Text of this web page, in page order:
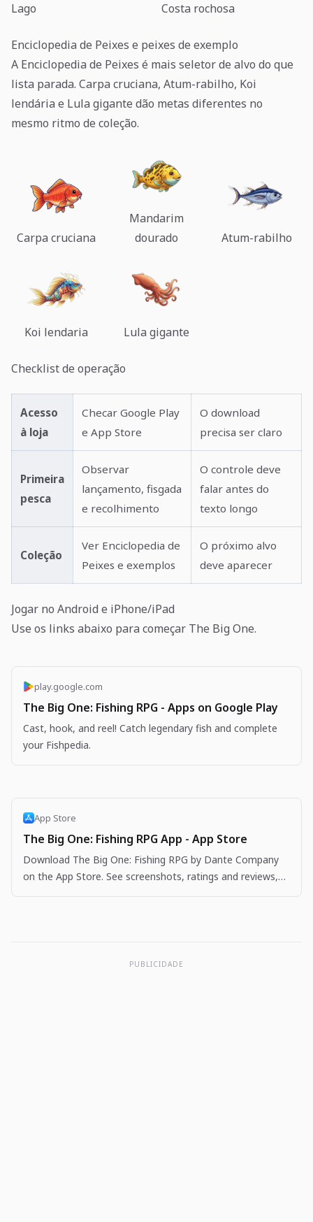
Lago Costa rochosa
Enciclopedia de Peixes e peixes de exemplo
A Enciclopedia de Peixes é mais seletor de alvo do que
lista parada. Carpa cruciana, Atum-rabilho, Koi
lendária e Lula gigante dão metas diferentes no
mesmo ritmo de coleção.
Carpa cruciana
Mandarim
dourado
Atum-rabilho
Koi lendaria Lula gigante
Checklist de operação
Acesso
à loja
Checar Google Play
e App Store
O download
precisa ser claro
Primeira
pesca
Observar
lançamento, fisgada
e recolhimento
O controle deve
falar antes do
texto longo
Coleção
Ver Enciclopedia de
Peixes e exemplos
O próximo alvo
deve aparecer
Jogar no Android e iPhone/iPad
Use os links abaixo para começar The Big One.
play.google.com
The Big One: Fishing RPG - Apps on Google Play
Cast, hook, and reel! Catch legendary fish and complete
your Fishpedia.
App Store
The Big One: Fishing RPG App - App Store
Download The Big One: Fishing RPG by Dante Company
on the App Store. See screenshots, ratings and reviews,
PUBLICIDADE